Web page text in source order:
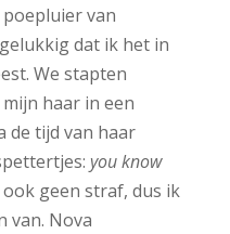
van
dat ik het in
We stapten
haar in een
de tijd van haar
you know
geen straf, dus ik
van. Nova